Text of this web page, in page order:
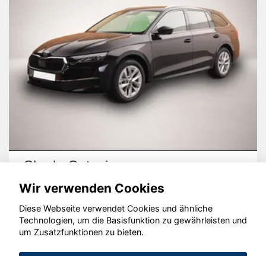
Skoda Octavia
© konjunkturmotor.de GmbH 2020 - 2026
Wir verwenden Cookies
Diese Webseite verwendet Cookies und ähnliche
Technologien, um die Basisfunktion zu gewährleisten und
um Zusatzfunktionen zu bieten.